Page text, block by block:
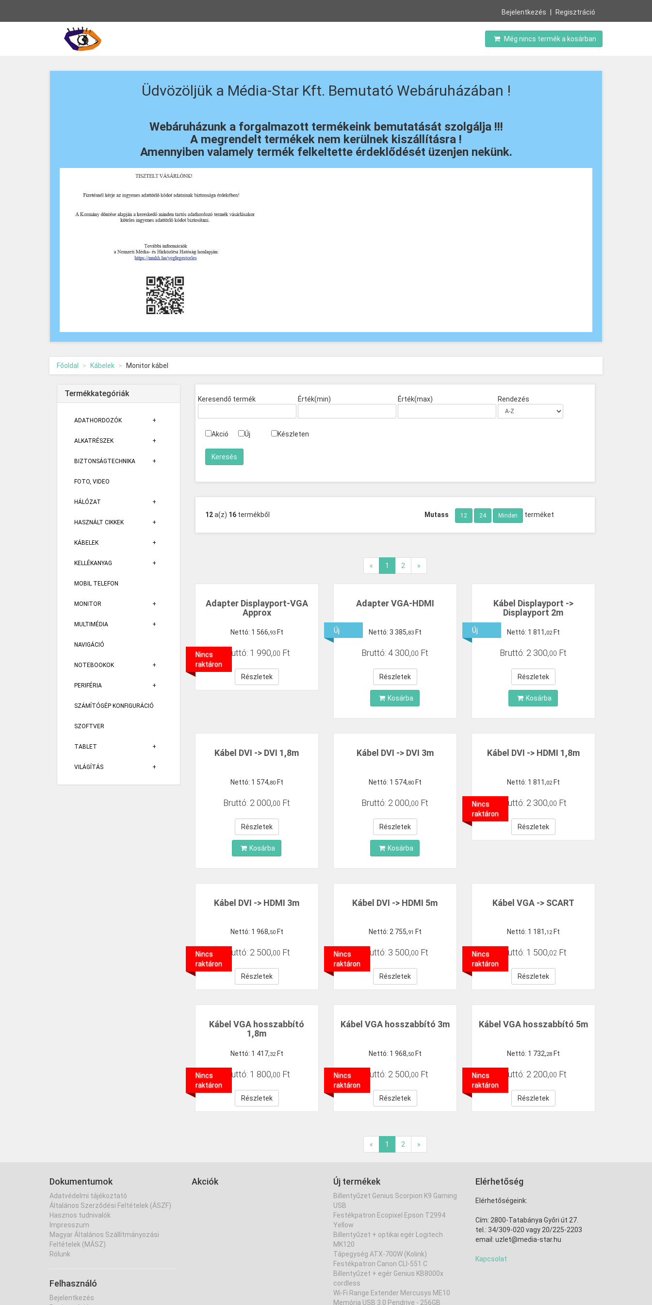
Bejelentkezés Regisztráció
Még nincs termék a kosárban
Üdvözöljük a Média-Star Kft. Bemutató Webáruházában !
Webáruházunk a forgalmazott termékeink bemutatását szolgálja !!!
A megrendelt termékek nem kerülnek kiszállításra !
Amennyiben valamely termék felkeltette érdeklődését üzenjen nekünk.
Főoldal Kábelek Monitor kábel
Termékkategóriák
ADATHORDOZÓK
ALKATRÉSZEK
BIZTONSÁGTECHNIKA
FOTO, VIDEO
HÁLÓZAT
HASZNÁLT CIKKEK
KÁBELEK
KELLÉKANYAG
MOBIL TELEFON
MONITOR
MULTIMÉDIA
NAVIGÁCIÓ
NOTEBOOKOK
PERIFÉRIA
SZÁMÍTÓGÉP KONFIGURÁCIÓ
SZOFTVER
TABLET
VILÁGÍTÁS
Keresendő termék Érték(min) Érték(max) Rendezés
Akció Új Készleten
12a(z) 16 termékből Mutass 12 24 Minden terméket
« 1 2 »
Adapter Displayport-VGA
Approx
Nettó: 1 566,93 Ft
Bruttó: 1 990,00 Ft
Részletek
Nincs
raktáron
Adapter VGA-HDMI
Nettó: 3 385,83 Ft
Bruttó: 4 300,00 Ft
Részletek
Kosárba
Új
Kábel Displayport ->
Displayport 2m
Nettó: 1 811,02 Ft
Bruttó: 2 300,00 Ft
Részletek
Kosárba
Új
Kábel DVI -> DVI 1,8m
Nettó: 1 574,80 Ft
Bruttó: 2 000,00 Ft
Részletek
Kosárba
Kábel DVI -> DVI 3m
Nettó: 1 574,80 Ft
Bruttó: 2 000,00 Ft
Részletek
Kosárba
Kábel DVI -> HDMI 1,8m
Nettó: 1 811,02 Ft
Bruttó: 2 300,00 Ft
Részletek
Nincs
raktáron
Kábel DVI -> HDMI 3m
Nettó: 1 968,50 Ft
Bruttó: 2 500,00 Ft
Részletek
Nincs
raktáron
Kábel DVI -> HDMI 5m
Nettó: 2 755,91 Ft
Bruttó: 3 500,00 Ft
Részletek
Nincs
raktáron
Kábel VGA -> SCART
Nettó: 1 181,12 Ft
Bruttó: 1 500,02 Ft
Részletek
Nincs
raktáron
Kábel VGA hosszabbító
1,8m
Nettó: 1 417,32 Ft
Bruttó: 1 800,00 Ft
Részletek
Nincs
raktáron
Kábel VGA hosszabbító 3m
Nettó: 1 968,50 Ft
Bruttó: 2 500,00 Ft
Részletek
Nincs
raktáron
Kábel VGA hosszabbító 5m
Nettó: 1 732,28 Ft
Bruttó: 2 200,00 Ft
Részletek
Nincs
raktáron
« 1 2 »
Dokumentumok
Adatvédelmi tájékoztató
Általános Szerződési Feltételek (ÁSZF)
Hasznos tudnivalók
Impresszum
Magyar Általános Szállítmányozási
Feltételek (MÁSZ)
Rólunk
Felhasználó
Bejelentkezés
Akciók Új termékek
Billentyűzet Genius Scorpion K9 Gaming
USB
Festékpatron Ecopixel Epson T2994
Yellow
Billentyűzet + optikai egér Logitech
MK120
Tápegység ATX-700W (Kolink)
Festékpatron Canon CLI-551 C
Billentyűzet + egér Genius KB8000x
cordless
Wi-Fi Range Extender Mercusys ME10
Memória USB 3.0 Pendrive - 256GB
Elérhetőség
Elérhetőségeink:
Cím: 2800-Tatabánya Győri út 27.
tel.: 34/309-020 vagy 20/225-2203
email: uzlet@media-star.hu
Kapcsolat